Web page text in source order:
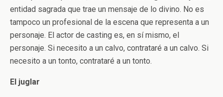
entidad sagrada que trae un mensaje de lo divino. No es
tampoco un profesional de la escena que representa a un
personaje. El actor de casting es, en sí mismo, el
personaje. Si necesito a un calvo, contrataré a un calvo. Si
necesito a un tonto, contrataré a un tonto.
El juglar